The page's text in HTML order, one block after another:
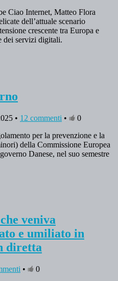
Ciao Internet, Matteo Flora
dell’attuale scenario
crescente tra Europa e
dei servizi digitali.
• 12 commenti •
0
per la prevenzione e la
della Commissione Europea
Danese, nel suo semestre
veniva
e umiliato in
diretta
•
0